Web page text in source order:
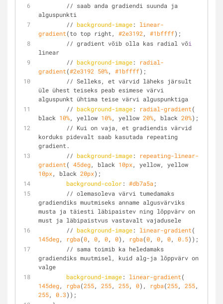
alguspunkti
        //
background-image: linear-
gradient(to top right, #2e3192 , #1bffff);
        // gradient võib olla kas radial võ
i
linear
        //
background-image:
radial-
gradient(#2e3192 50%, #1bffff);
üle ühest teiseks peab esimese värvi
alguspunkt ühtima teise värvi alguspunktiga
        //
background-image: radial-gradient(
black 10%, yellow 10%, yellow 20%, black 20%);
korduks pidevalt saab kasutada repeating
gradient.
        //
background-image:
repeating-linear-
gradient( 45deg, black 10px
10px, black 20px);
background-color: #db7a5a ;
gradiendiks muutmiseks anname algusvärviks
musta ja täiesti läbipaistev ning lõppvärv on
must ja läbipaistvus vastavalt vajadusele
        //
background-image: linear-gradient
145deg, rgba(0, 0, 0, 0), rgba(0, 0, 0, 0.5));
gradiendiks muutmisel, kuid alg-ja lõppvärv on
valge
background-image: linear-gradient
145deg, rgba(255, 255, 255, 0), rgba(255, 255
255, 0.3));